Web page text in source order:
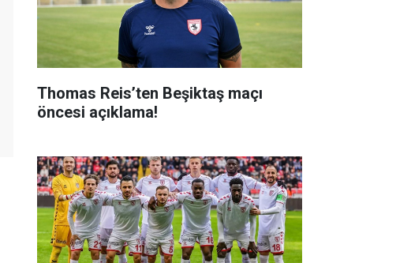
Thomas Reis’ten Beşiktaş maçı
öncesi açıklama!